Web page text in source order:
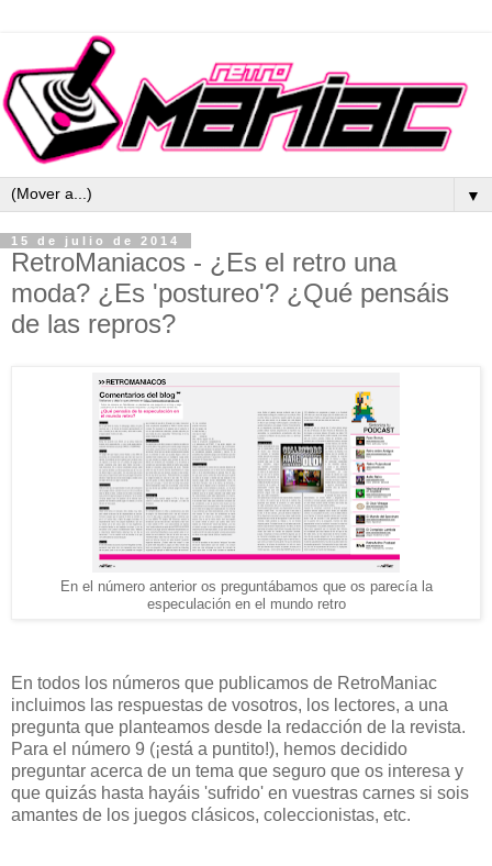
▼
15 de julio de 2014
RetroManiacos - ¿Es el retro una
moda? ¿Es 'postureo'? ¿Qué pensáis
de las repros?
En el número anterior os preguntábamos que os parecía la
especulación en el mundo retro
En todos los números que publicamos de RetroManiac
incluimos las respuestas de vosotros, los lectores, a una
pregunta que planteamos desde la redacción de la revista.
Para el número 9 (¡está a puntito!), hemos decidido
preguntar acerca de un tema que seguro que os interesa y
que quizás hasta hayáis 'sufrido' en vuestras carnes si sois
amantes de los juegos clásicos, coleccionistas, etc.